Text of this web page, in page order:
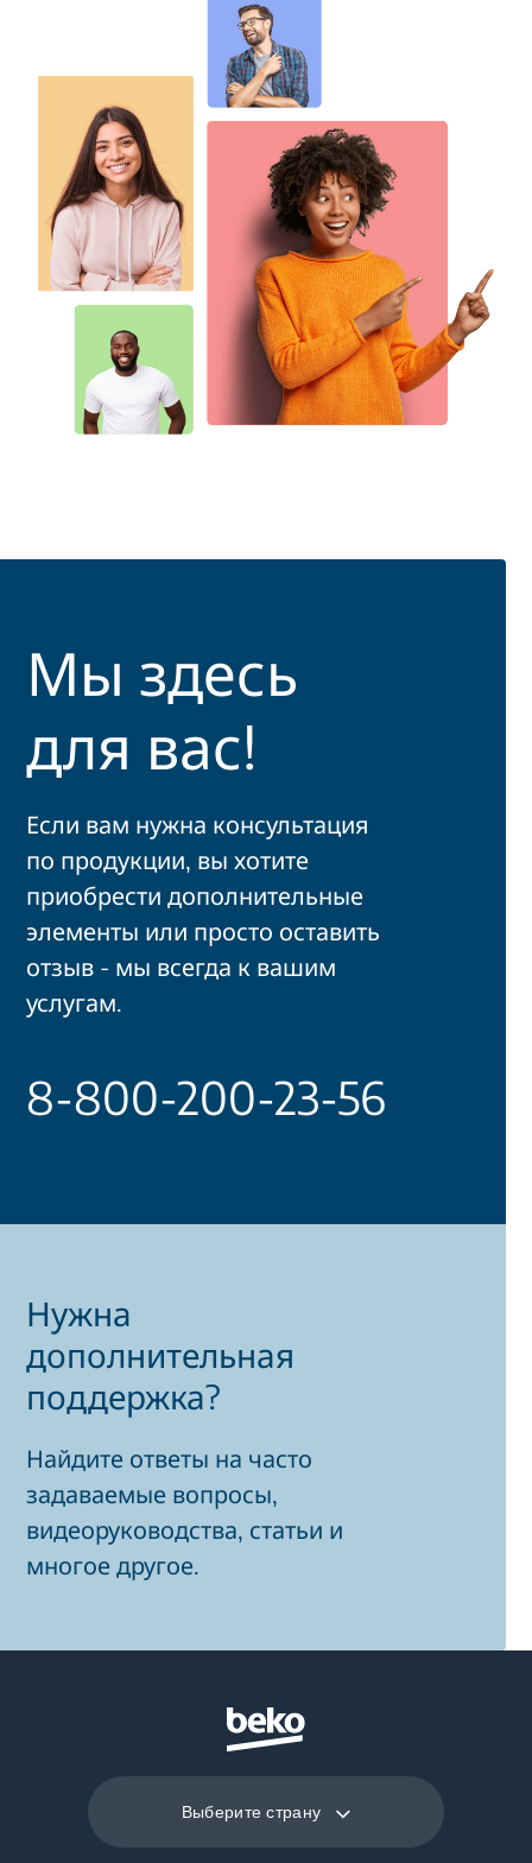
Мы здесь
для вас!
Если вам нужна консультация
по продукции, вы хотите
приобрести дополнительные
элементы или просто оставить
отзыв - мы всегда к вашим
услугам.
8-800-200-23-56
Нужна
дополнительная
поддержка?
Найдите ответы на часто
задаваемые вопросы,
видеоруководства, статьи и
многое другое.
Выберите страну